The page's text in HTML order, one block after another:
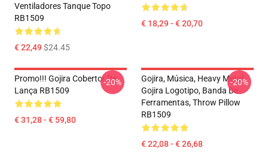
Ventiladores Tanque Topo
RB1509
€ 22,49$24.45
€ 18,29 - € 20,70
Promo!!! Gojira Cobertor De
Lança RB1509
€ 31,28 - € 59,80
-20%
Gojira, Música, Heavy Metal,
Gojira Logotipo, Banda De
Ferramentas, Throw Pillow
RB1509
€ 22,08 - € 26,68
-20%